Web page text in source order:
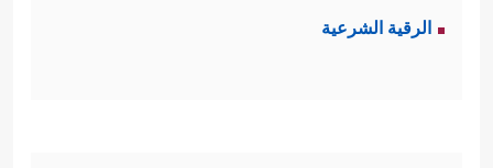
الرقية الشرعية